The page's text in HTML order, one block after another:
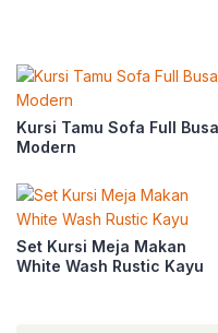
Kursi Tamu Sofa Full Busa
Modern
Set Kursi Meja Makan
White Wash Rustic Kayu